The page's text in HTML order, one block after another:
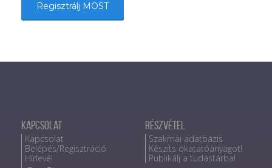
Regisztrálj MOST
Kapcsolat
Kapcsolat
Belépés/Regisztráció
Hírlevél
Részvétel
Szakmai adatbázis
Készíts okatatóanyagot!
Publikálj a tudástárba!